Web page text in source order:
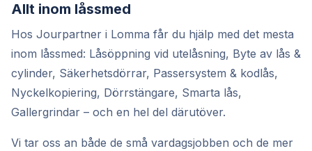
Allt inom låssmed
Hos Jourpartner i Lomma får du hjälp med det mesta
inom låssmed: Låsöppning vid utelåsning, Byte av lås &
cylinder, Säkerhetsdörrar, Passersystem & kodlås,
Nyckelkopiering, Dörrstängare, Smarta lås,
Gallergrindar – och en hel del därutöver.
Vi tar oss an både de små vardagsjobben och de mer